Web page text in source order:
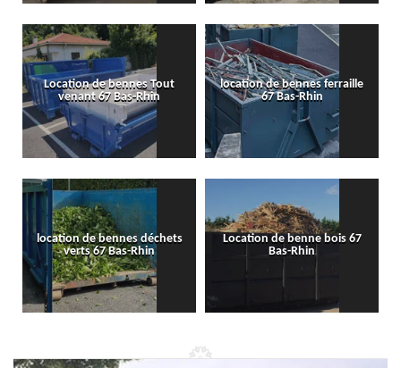
Location de bennes Tout
venant 67 Bas-Rhin
location de bennes ferraille
67 Bas-Rhin
location de bennes déchets
verts 67 Bas-Rhin
Location de benne bois 67
Bas-Rhin